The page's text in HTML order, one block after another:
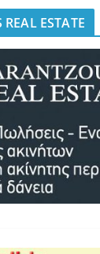
ESTATE